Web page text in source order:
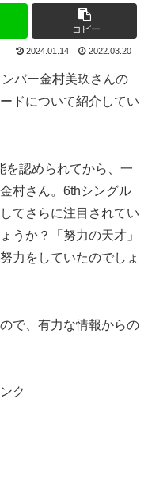
コピー
2024.01.14 2022.03.20
バー金村美玖さんの
ドについて紹介してい
を認められてから、一
村さん。6thシングル
てさらに注目されてい
うか？「努力の天才」
力をしていたのでしょ
で、有力な情報からの
ク